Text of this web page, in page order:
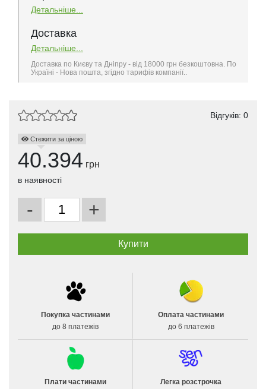
Детальніше...
Доставка
Детальніше...
Доставка по Києву та Дніпру - від 18000 грн безкоштовна. По
Україні - Нова пошта, згідно тарифів компанії..
Відгуків: 0
Стежити за ціною
40.394 грн
в наявності
- +
Покупка частинами
до 8 платежів
Оплата частинами
до 6 платежів
Плати частинами
Легка розстрочка